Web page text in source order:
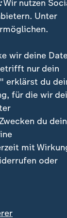
werden
Siegerin
mit sieben
die
Wir nutzen
Unter
wir deine
nur dein
erklärst du
für die wir
du
mit
oder